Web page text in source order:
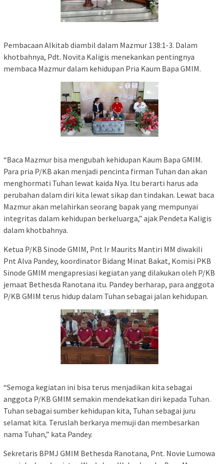
Pembacaan Alkitab diambil dalam Mazmur 138:1-3. Dalam
khotbahnya, Pdt. Novita Kaligis menekankan pentingnya
membaca Mazmur dalam kehidupan Pria Kaum Bapa GMIM.
“Baca Mazmur bisa mengubah kehidupan Kaum Bapa GMIM.
Para pria P/KB akan menjadi pencinta firman Tuhan dan akan
menghormati Tuhan lewat kaida Nya. Itu berarti harus ada
perubahan dalam diri kita lewat sikap dan tindakan. Lewat baca
Mazmur akan melahirkan seorang bapak yang mempunyai
integritas dalam kehidupan berkeluarga,” ajak Pendeta Kaligis
dalam khotbahnya.
Ketua P/KB Sinode GMIM, Pnt Ir Maurits Mantiri MM diwakili
Pnt Alva Pandey, koordinator Bidang Minat Bakat, Komisi PKB
Sinode GMIM mengapresiasi kegiatan yang dilakukan oleh P/KB
jemaat Bethesda Ranotana itu. Pandey berharap, para anggota
P/KB GMIM terus hidup dalam Tuhan sebagai jalan kehidupan.
“Semoga kegiatan ini bisa terus menjadikan kita sebagai
anggota P/KB GMIM semakin mendekatkan diri kepada Tuhan.
Tuhan sebagai sumber kehidupan kita, Tuhan sebagai juru
selamat kita. Teruslah berkarya memuji dan membesarkan
nama Tuhan,” kata Pandey.
Sekretaris BPMJ GMIM Bethesda Ranotana, Pnt. Novie Lumowa